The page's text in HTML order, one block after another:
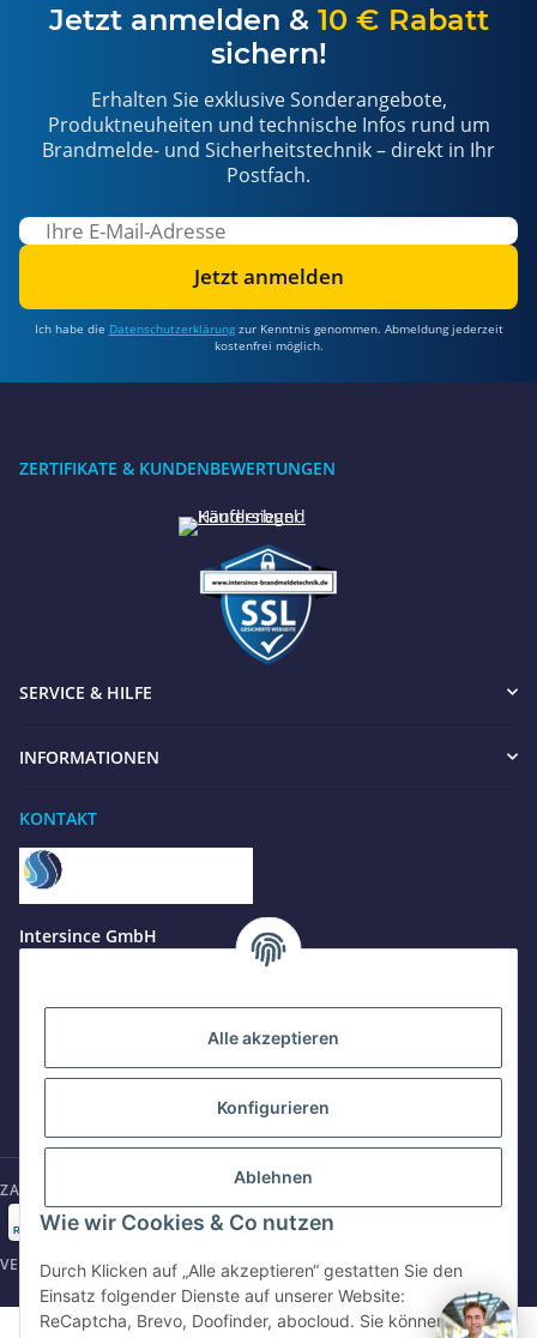
Wir sind gerne für Sie da
Jetzt anrufen
+49 8679 984969 - 0
werktags Mo–Fr 8:30–17:00 Uhr
WhatsApp
+49 162 5669885
E-Mail schreiben
shop@intersince.de
Webseite besuchen
www.intersince-group.de
Jetzt anmelden & 10 € Rabatt
sichern!
Erhalten Sie exklusive Sonderangebote,
Produktneuheiten und technische Infos rund um
Brandmelde- und Sicherheitstechnik – direkt in Ihr
Postfach.
Jetzt anmelden
Ich habe die Datenschutzerklärungzur Kenntnis genommen. Abmeldung jederzeit
kostenfrei möglich.
ZERTIFIKATE & KUNDENBEWERTUNGEN
SERVICE & HILFE
INFORMATIONEN
KONTAKT
Intersince GmbH
84508 Burgkirchen a.d.Alz
Mo-Fr: 8:30 - 17:00 Uhr
ZAHLUNGSARTEN
VERSANDARTEN
©2025 Intersince GmbH | powered by Intersince Group
Alle akzeptieren
Konfigurieren
Ablehnen
Wie wir Cookies & Co nutzen
Durch Klicken auf „Alle akzeptieren“ gestatten Sie den
Einsatz folgender Dienste auf unserer Website:
ReCaptcha, Brevo, Doofinder, abocloud. Sie können die